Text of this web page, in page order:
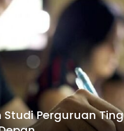
Studi Perguruan